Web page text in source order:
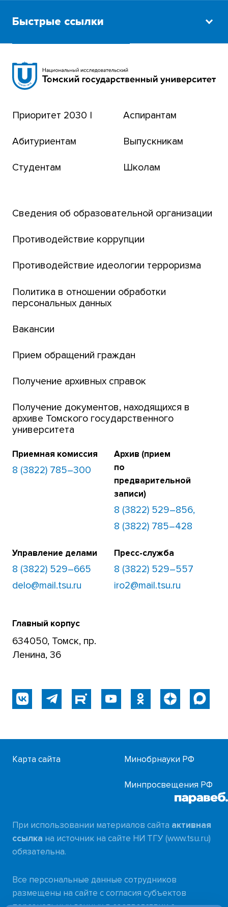
Быстрые ссылки
Сибирский ботанический сад
Томский региональный центр коллективного
Транссибирский научный путь
Парк социогуманитарных технологий ТГУ
Английский для всех
ТГУ
Интернет-лицей
Открытые онлайн-курсы (MOOCs)
Платежи онлайн
Банк инициатив по развитию университета
Приоритет 2030 |
Абитуриентам
Студентам
Аспирантам
Выпускникам
Школам
Сведения об образовательной организации
Противодействие коррупции
Противодействие идеологии терроризма
Политика в отношении обработки
персональных данных
Вакансии
Прием обращений граждан
Получение архивных справок
Получение документов, находящихся в
архиве Томского государственного
университета
Приемная комиссия
8 (3822) 785–300
Архив (прием
по
предварительной
записи)
8 (3822) 529–856,
8 (3822) 785–428
Управление делами
8 (3822) 529–665
delo@mail.tsu.ru
Пресс-служба
8 (3822) 529–557
iro2@mail.tsu.ru
Главный корпус
634050, Томск, пр.
Ленина, 36
Карта сайта Минобрнауки РФ
Минпросвещения РФ
При использовании материалов сайта активная
ссылка на источник на сайте НИ ТГУ (www.tsu.ru)
обязательна.
Все персональные данные сотрудников
размещены на сайте с согласия субъектов